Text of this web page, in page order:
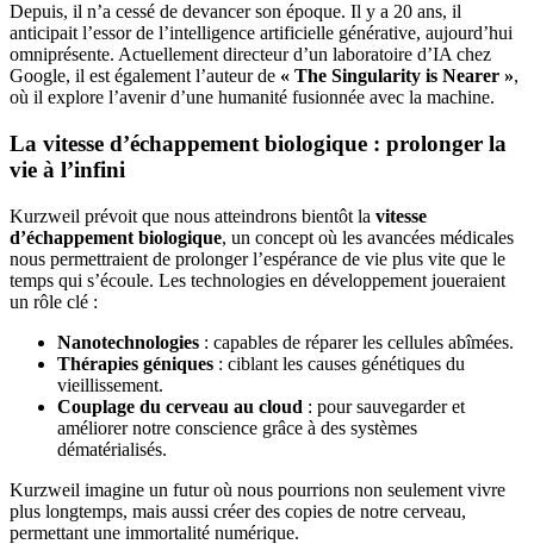
Depuis, il n’a cessé de devancer son époque. Il y a 20 ans, il
anticipait l’essor de l’intelligence artificielle générative, aujourd’hui
omniprésente. Actuellement directeur d’un laboratoire d’IA chez
Google, il est également l’auteur de « The Singularity is Nearer »,
où il explore l’avenir d’une humanité fusionnée avec la machine.
La vitesse d’échappement biologique : prolonger la
vie à l’infini
Kurzweil prévoit que nous atteindrons bientôt la vitesse
d’échappement biologique, un concept où les avancées médicales
nous permettraient de prolonger l’espérance de vie plus vite que le
temps qui s’écoule. Les technologies en développement joueraient
un rôle clé :
Nanotechnologies : capables de réparer les cellules abîmées.
Thérapies géniques : ciblant les causes génétiques du
vieillissement.
Couplage du cerveau au cloud : pour sauvegarder et
améliorer notre conscience grâce à des systèmes
dématérialisés.
Kurzweil imagine un futur où nous pourrions non seulement vivre
plus longtemps, mais aussi créer des copies de notre cerveau,
permettant une immortalité numérique.